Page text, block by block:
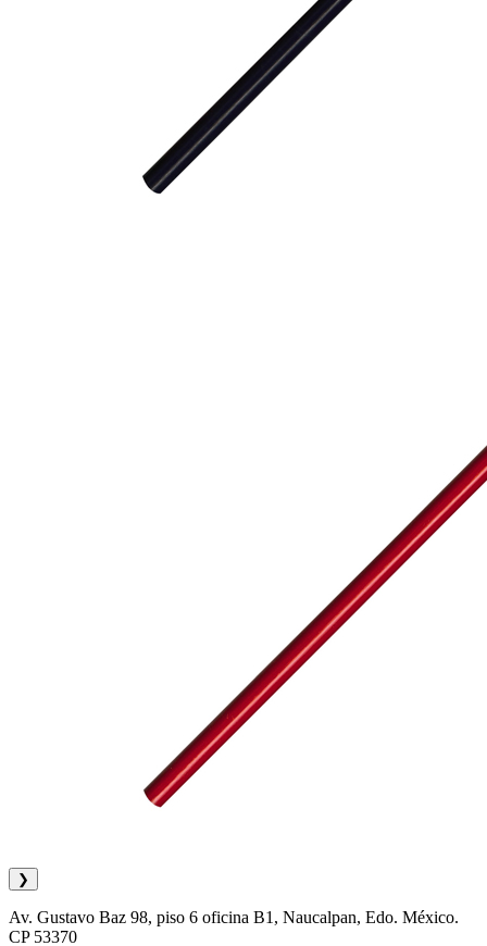
❯
Av. Gustavo Baz 98, piso 6 oficina B1, Naucalpan, Edo. México.
CP 53370